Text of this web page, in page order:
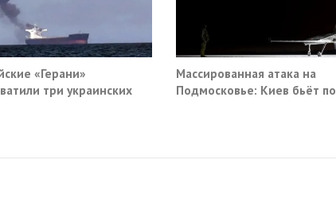
«Герани»
три украинских
Массированная атака на
Подмосковье: Киев бьёт по